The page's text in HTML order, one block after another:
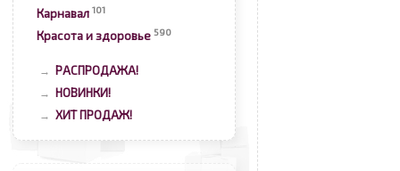
Карнавал 101
Красота и здоровье 590
→ РАСПРОДАЖА!
→ НОВИНКИ!
→ ХИТ ПРОДАЖ!